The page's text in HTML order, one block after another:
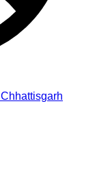
Chhattisgarh